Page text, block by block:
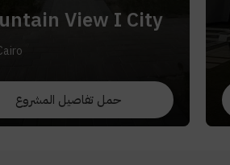
View I City
حمل تفاصيل المشروع